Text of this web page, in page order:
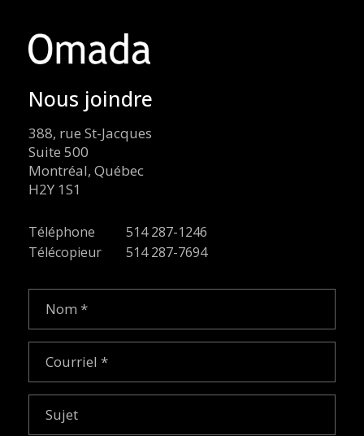
Nous joindre
388, rue St-Jacques
Suite 500
Montréal, Québec
H2Y 1S1
Téléphone
514 287-1246
Télécopieur
514 287-7694
Nom(Nécessaire)
Courriel(Nécessaire)
Sujet